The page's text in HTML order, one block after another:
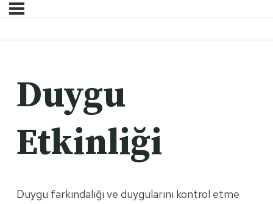
Duygu
Etkinliği
Duygu farkındalığı ve duygularını kontrol etme